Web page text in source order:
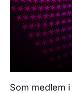
Som medlem